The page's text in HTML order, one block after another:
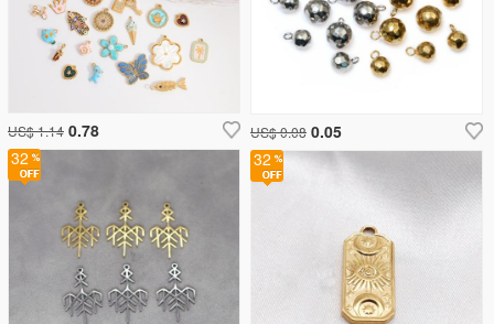
US$ 0.08 0.05
32 32
US$ 1.14 0.78